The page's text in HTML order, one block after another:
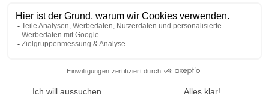
Hostel
Zimmer für 4, 6 oder 8 Personen
Bettwäsche inklusive – Handtuchverleih auf
Privates Badezimmer in jedem Zimmer
Möglichkeit, Frühstück hinzuzufügen
Mein JGA in Amsterdam